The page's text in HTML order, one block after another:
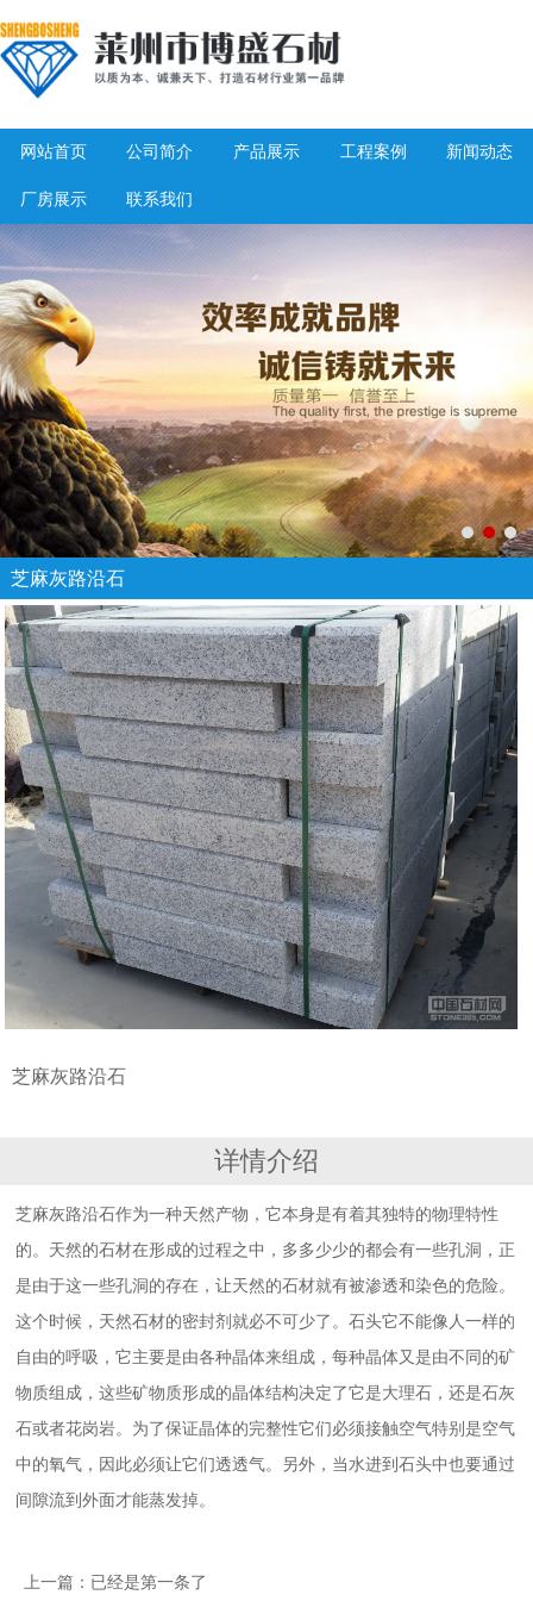
网站首页 公司简介 产品展示 工程案例 新闻动态
厂房展示 联系我们
芝麻灰路沿石
芝麻灰路沿石
详情介绍
芝麻灰路沿石作为一种天然产物，它本身是有着其独特的物理特性
的。天然的石材在形成的过程之中，多多少少的都会有一些孔洞，正
是由于这一些孔洞的存在，让天然的石材就有被渗透和染色的危险。
这个时候，天然石材的密封剂就必不可少了。石头它不能像人一样的
自由的呼吸，它主要是由各种晶体来组成，每种晶体又是由不同的矿
物质组成，这些矿物质形成的晶体结构决定了它是大理石，还是石灰
石或者花岗岩。为了保证晶体的完整性它们必须接触空气特别是空气
中的氧气，因此必须让它们透透气。另外，当水进到石头中也要通过
间隙流到外面才能蒸发掉。
上一篇：已经是第一条了